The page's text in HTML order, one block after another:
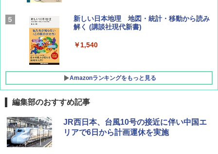
AIRLINE（エアライン）2026年9月号【特
集】ボーイング110周年を祝して！
￥1,760
新しい日本地理 地図・統計・移動から読み
解く (講談社現代新書)
￥1,540
Amazonランキングをもっと見る
[キャンパーズコレクション 山善] ポップアッ
プテント 傘みたいに広げて畳める パッとサ
ッとサンシェード キューブ フルクローズ メ
GRANDOOR ステンレス保冷剤 2個セット 2
026リニューアル 急速冷凍 空間倍増 衛生的
コンパクト 保冷力長持ち
編集部のおすすめ記事
JR西日本、台風10号の接近に伴い中国エ
リアで6日から計画運休を実施